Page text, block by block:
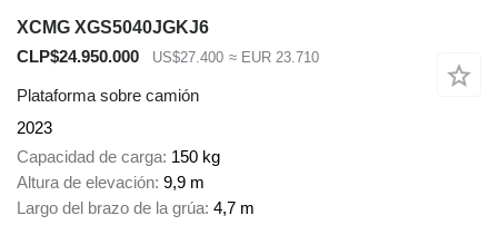
XCMG XGS5040JGKJ6
CLP$24.950.000
US$27.400 ≈ EUR 23.710
Plataforma sobre camión
2023
Capacidad de carga 150 kg
Altura de elevación 9,9 m
Largo del brazo de la grúa 4,7 m